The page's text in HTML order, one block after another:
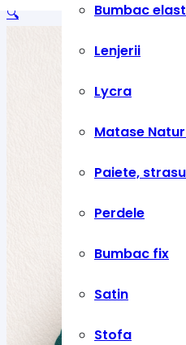
Bumbac
Lenjerii
Lycra
Matase
Paiete,
Perdele
Bumbac fix
Satin
Stofa
🔍